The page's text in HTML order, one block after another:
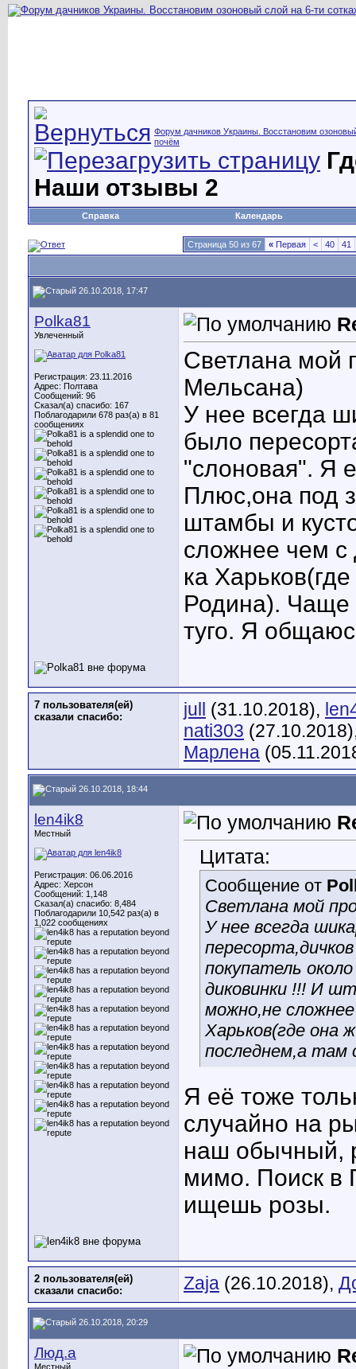
Форум дачников Украины. Восстановим
почём
Наши отзывы 2
Справка Календарь
Страница 50 из 67 « Первая < 40 41
26.10.2018, 17:47
Polka81
Увлеченный
Регистрация: 23.11.2016
Адрес: Полтава
Сообщений: 96
Сказал(а) спасибо: 167
Поблагодарили 678 раз(а) в 81
сообщениях
Светлана мой
Мельсана)
У нее всегда
было
"слоновая". Я
Плюс,она под
штамбы и
сложнее чем с
ка
Родина). Чаще
туго. Я
7 пользователя(ей)
сказали cпасибо:
jull (31.10.2018),
nati303
Марлена
26.10.2018, 18:44
len4ik8
Местный
Регистрация: 06.06.2016
Адрес: Херсон
Сообщений: 1,148
Сказал(а) спасибо: 8,484
Поблагодарили 10,542 раз(а) в
1,022 сообщениях
Цитата:
Сообщение от
Светлана мой
У нее всегда
покупатель
диковинки !!! И
можно,не
Харьков(где она
последнем,а там
Я её тоже
случайно на
наш обычный,
мимо. Поиск в
ищешь розы.
2 пользователя(ей)
сказали cпасибо:
Zaja (26.10.2018),
26.10.2018, 20:29
Люд.а
Местный